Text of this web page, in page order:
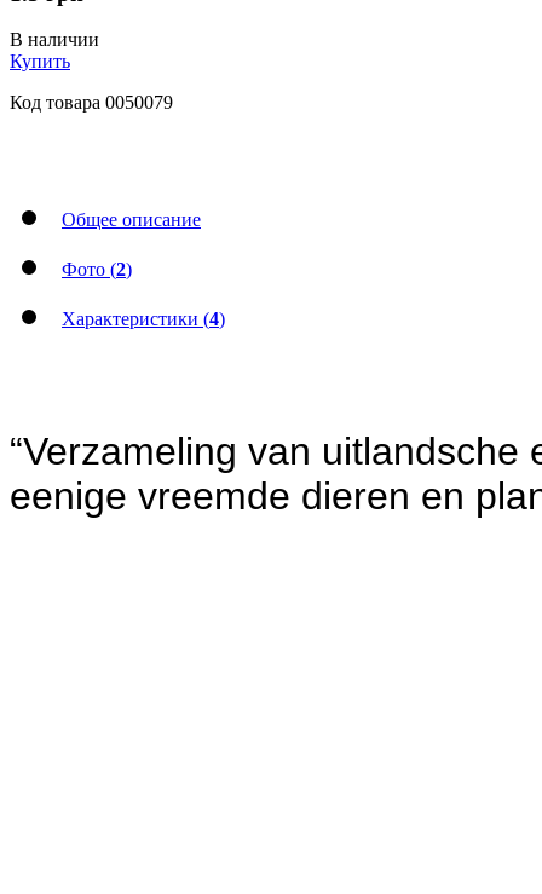
В наличии
Купить
Код товара 0050079
Общее описание
Фото (2)
Характеристики (4)
“Verzameling van
eenige vreemde dieren en